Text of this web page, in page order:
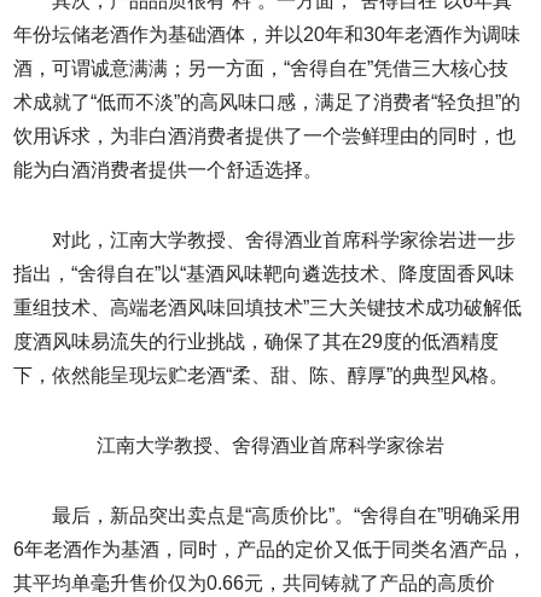
年份坛储老酒作为基础酒体，并以20年和30年老酒作为调味
酒，可谓诚意满满；另一方面，“舍得自在”凭借三大核心技
术成就了“低而不淡”的高风味口感，满足了消费者“轻负担”的
饮用诉求，为非白酒消费者提供了一个尝鲜理由的同时，也
能为白酒消费者提供一个舒适选择。
对此，江南大学教授、舍得酒业首席科学家徐岩进一步
指出，“舍得自在”以“基酒风味靶向遴选技术、降度固香风味
重组技术、高端老酒风味回填技术”三大关键技术成功破解低
度酒风味易流失的行业挑战，确保了其在29度的低酒精度
下，依然能呈现坛贮老酒“柔、甜、陈、醇厚”的典型风格。
江南大学教授、舍得酒业首席科学家徐岩
最后，新品突出卖点是“高质价比”。“舍得自在”明确采用
6年老酒作为基酒，同时，产品的定价又低于同类名酒产品，
其平均单毫升售价仅为0.66元，共同铸就了产品的高质价